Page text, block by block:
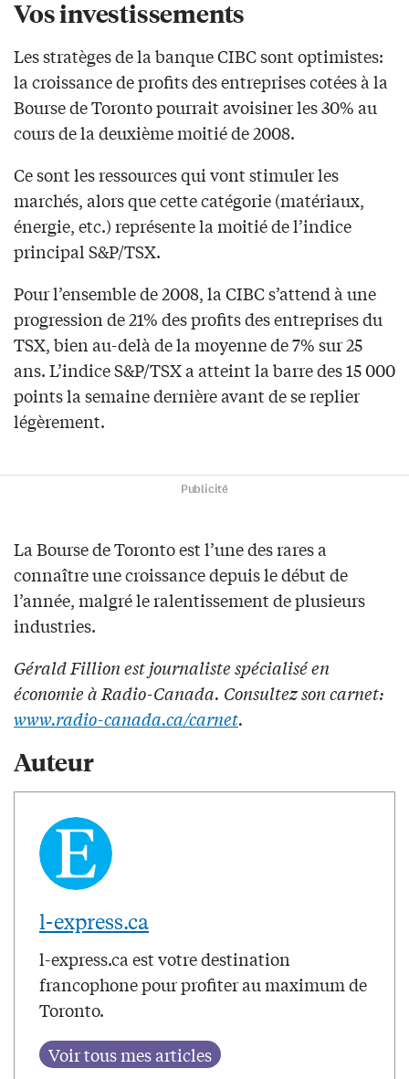
Vos investissements
Les stratèges de la banque CIBC sont optimistes:
la croissance de profits des entreprises cotées à la
Bourse de Toronto pourrait avoisiner les 30% au
cours de la deuxième moitié de 2008.
Ce sont les ressources qui vont stimuler les
marchés, alors que cette catégorie (matériaux,
énergie, etc.) représente la moitié de l’indice
principal S&P/TSX.
Pour l’ensemble de 2008, la CIBC s’attend à une
progression de 21% des profits des entreprises du
TSX, bien au-delà de la moyenne de 7% sur 25
ans. L’indice S&P/TSX a atteint la barre des 15 000
points la semaine dernière avant de se replier
légèrement.
Publicité
La Bourse de Toronto est l’une des rares a
connaître une croissance depuis le début de
l’année, malgré le ralentissement de plusieurs
industries.
Gérald Fillion est journaliste spécialisé en
économie à Radio-Canada. Consultez son carnet:
www.radio-canada.ca/carnet.
Auteur
l-express.ca
l-express.ca est votre destination
francophone pour profiter au maximum de
Toronto.